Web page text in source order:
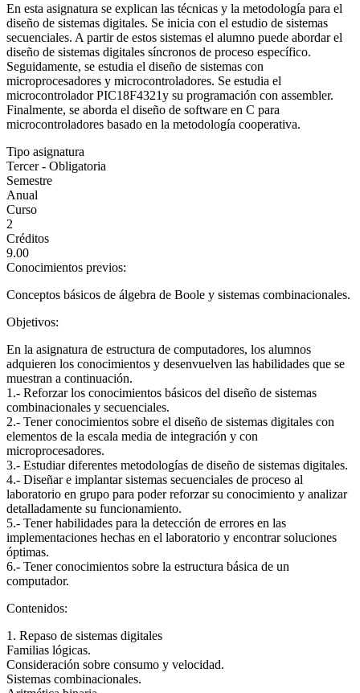
En esta asignatura se explican las técnicas y la metodología para el
diseño de sistemas digitales. Se inicia con el estudio de sistemas
secuenciales. A partir de estos sistemas el alumno puede abordar el
diseño de sistemas digitales síncronos de proceso específico.
Seguidamente, se estudia el diseño de sistemas con
microprocesadores y microcontroladores. Se estudia el
microcontrolador PIC18F4321y su programación con assembler.
Finalmente, se aborda el diseño de software en C para
microcontroladores basado en la metodología cooperativa.
Tipo asignatura
Tercer - Obligatoria
Semestre
Anual
Curso
2
Créditos
9.00
Conocimientos previos:
Conceptos básicos de álgebra de Boole y sistemas combinacionales.
Objetivos:
En la asignatura de estructura de computadores, los alumnos
adquieren los conocimientos y desenvuelven las habilidades que se
muestran a continuación.
1.- Reforzar los conocimientos básicos del diseño de sistemas
combinacionales y secuenciales.
2.- Tener conocimientos sobre el diseño de sistemas digitales con
elementos de la escala media de integración y con
microprocesadores.
3.- Estudiar diferentes metodologías de diseño de sistemas digitales.
4.- Diseñar e implantar sistemas secuenciales de proceso al
laboratorio en grupo para poder reforzar su conocimiento y analizar
detalladamente su funcionamiento.
5.- Tener habilidades para la detección de errores en las
implementaciones hechas en el laboratorio y encontrar soluciones
óptimas.
6.- Tener conocimientos sobre la estructura básica de un
computador.
Contenidos:
1. Repaso de sistemas digitales
Familias lógicas.
Consideración sobre consumo y velocidad.
Sistemas combinacionales.